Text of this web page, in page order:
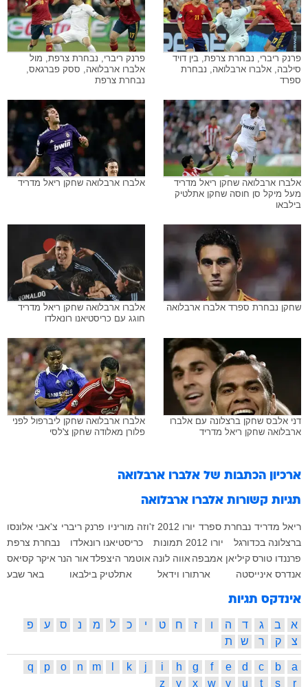
פרנק ריברי, נבחרת צרפת, בין דויד
סילבה, אלברו ארבלואה, נבחרת
ספרד
פרנק ריברי, נבחרת צרפת, מול
אלברו ארבלואה, ססק פברגאס,
נבחרת צרפת
אלברו ארבלואה שחקן ריאל מדריד
מעל מיקל סן חוסה שחקן אתלטיק
בילבאו
אלברו ארבלואה שחקן ריאל מדריד
שחקן נבחרת ספרד אלברו ארבלואה
אלברו ארבלואה שחקן ריאל מדריד
חוגג עם כריסטיאנו רונאלדו
דני אלבס שחקן ברצלונה עם אלברו
ארבלואה שחקן ריאל מדריד
אלברו ארבלואה שחקן ליברפול לפני
פלורן מאלודה שחקן צ'לסי
ארכיון הכתבות של אלברו ארבלואה
תגיות קשורות אלברו ארבלואה
ריאל מדריד נבחרת ספרד יורו 2012 ז'וזה מוריניו פרנק ריברי צ'אבי אלונסו
ברצלונה בכדורגל
יורו 2012 תמונות כריסטיאנו רונאלדו
נבחרת צרפת
פרננדו טורסקיליאן אמבפה אווה לונה אוטמר היצפלד אור הנר איקר קסיאס
אנדרס אינייסטה
ארתורו וידאל אתלטיק בילבאו באר שבע
אינדקס תגיות
א ב ג ד ה ו ז ח ט י כ ל מ נ ס ע
פ
צ
ק ר ש ת
a
b
c
d
e
f
g
h
i
j
k
m
n
o
p
q
r
s
t
u
v
w
x
y
z